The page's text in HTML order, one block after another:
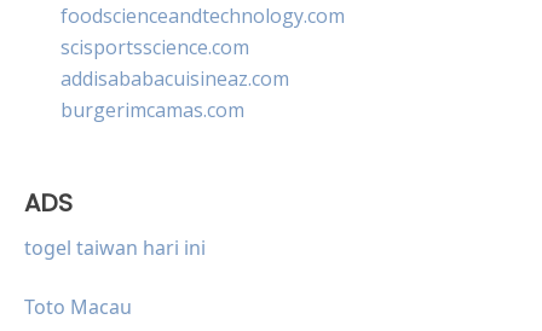
foodscienceandtechnology.com
scisportsscience.com
addisababacuisineaz.com
burgerimcamas.com
ADS
togel taiwan hari ini
Toto Macau